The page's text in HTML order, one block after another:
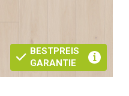
BESTPREIS
GARANTIE